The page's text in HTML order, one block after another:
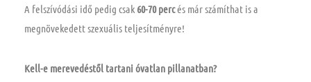
A felszívódási idő pedig csak 60-70 percés már számíthat is a
megnövekedett szexuális teljesítményre!
Kell-e merevedéstől tartani óvatlan pillanatban?